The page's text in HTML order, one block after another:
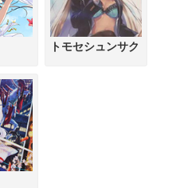
トモセシュンサク